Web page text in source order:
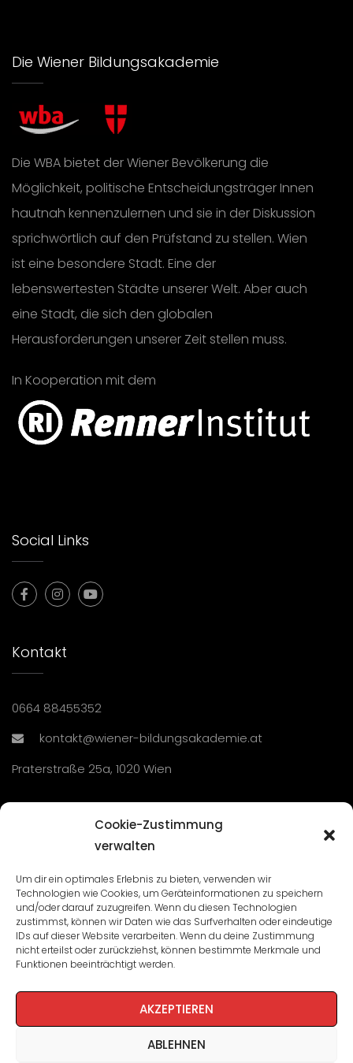
Cookie-Zustimmung
verwalten
Um dir ein optimales Erlebnis zu bieten, verwenden wir
Technologien wie Cookies, um Geräteinformationen zu speichern
und/oder darauf zuzugreifen. Wenn du diesen Technologien
zustimmst, können wir Daten wie das Surfverhalten oder eindeutige
IDs auf dieser Website verarbeiten. Wenn du deine Zustimmung
nicht erteilst oder zurückziehst, können bestimmte Merkmale und
Funktionen beeinträchtigt werden.
AKZEPTIEREN
ABLEHNEN
Die Wiener Bildungsakademie
Die WBA bietet der Wiener Bevölkerung die
Möglichkeit, politische Entscheidungsträger Innen
hautnah kennenzulernen und sie in der Diskussion
sprichwörtlich auf den Prüfstand zu stellen. Wien
ist eine besondere Stadt. Eine der
lebenswertesten Städte unserer Welt. Aber auch
eine Stadt, die sich den globalen
Herausforderungen unserer Zeit stellen muss.
In Kooperation mit dem
Social Links
Kontakt
0664 88455352
kontakt@wiener-bildungsakademie.at
Praterstraße 25a, 1020 Wien
Seminare und Veranstaltungen
Lehrgänge
WBA: Direktion und Team
Impressum/Datenschutz
Cookie-Richtlinie